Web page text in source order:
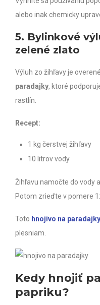
alebo inak chemicky
5. Bylinkové
zelené zlato
Výluh zo žihľavy je overené
paradajky, ktoré
rastlín.
Recept:
1 kg čerstvej žihľavy
10 litrov vody
Žihľavu namočte do vody
Potom zrieďte v pomere
Toto hnojivo na paradajky
plesniam.
Kedy hnojiť
papriku?